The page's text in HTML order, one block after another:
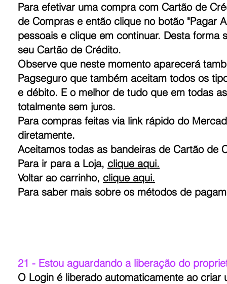
Para efetivar uma compra com Cartão de
de Compras e então clique no botão "Pagar
pessoais e clique em continuar. Desta
seu Cartão de Crédito.
Observe que neste momento aparecerá
Pagseguro que também aceitam todos os
e débito. E o melhor de tudo que em todas
totalmente sem juros.
Para compras feitas via link rápido do
diretamente.
Aceitamos todas as bandeiras de Cartão de
Para ir para a Loja, clique aqui.
Voltar ao carrinho, clique aqui.
Para saber mais sobre os métodos de
21 - Estou aguardando a liberação do
O Login é liberado automaticamente ao